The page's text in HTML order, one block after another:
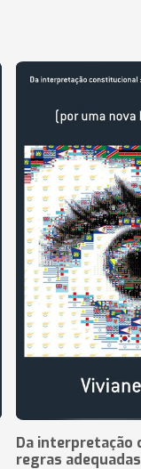
Da interpretação
regras